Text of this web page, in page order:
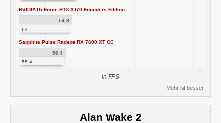
NVIDIA GeForce RTX 3070 Founders Edition
64.3
63
Sapphire Pulse Radeon RX 7600 XT OC
56.4
55.4
in FPS
Mehr ist besser
Alan Wake 2